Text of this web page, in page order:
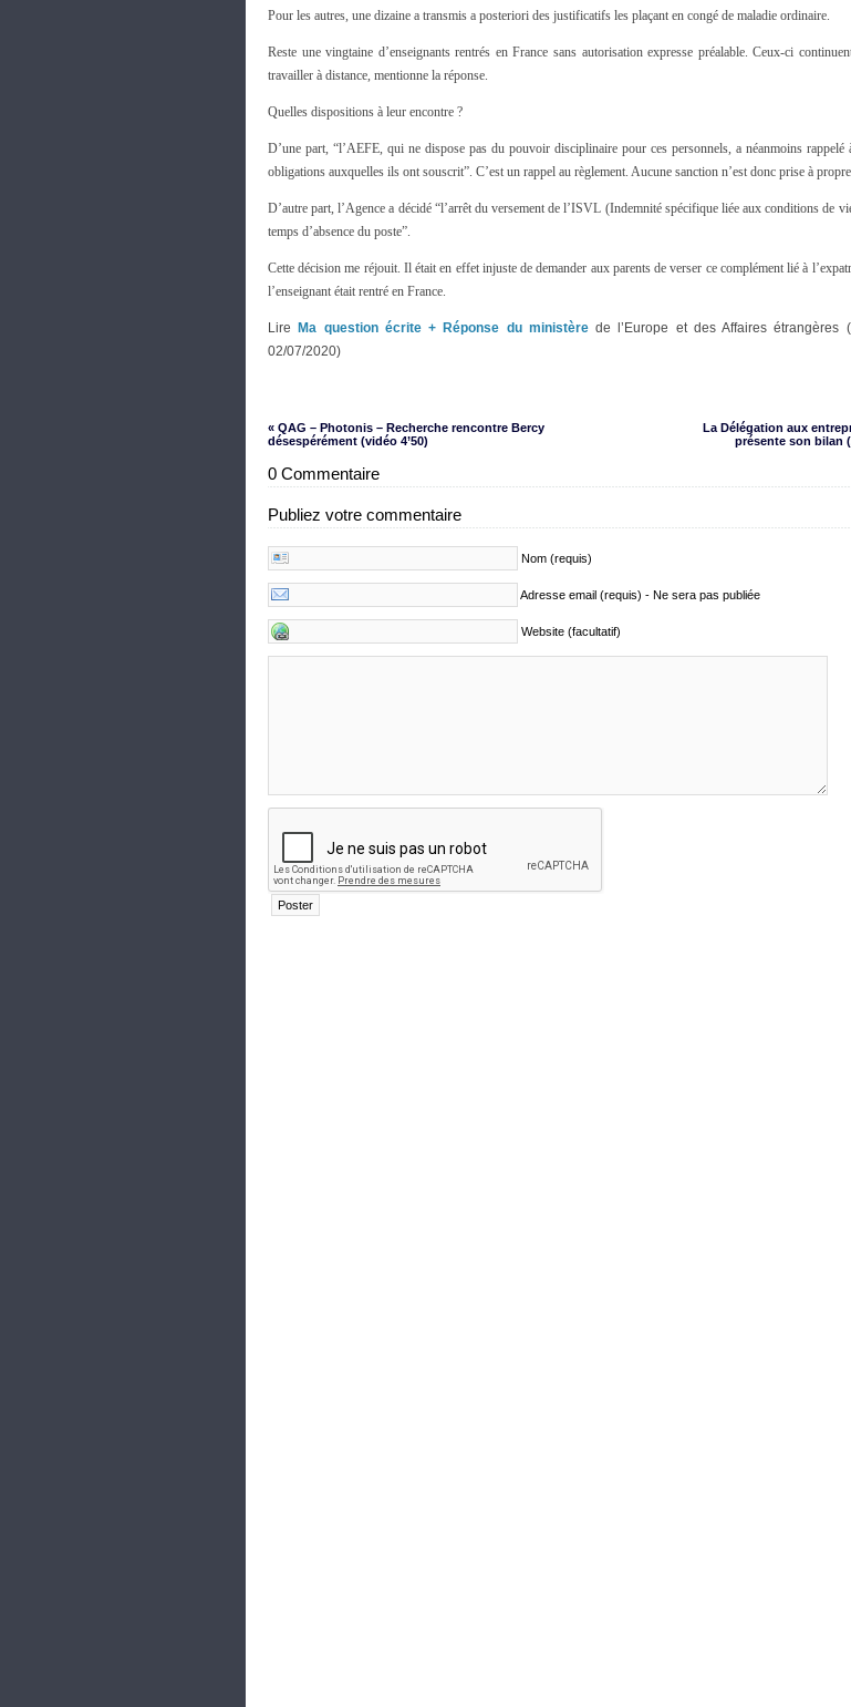
Pour les autres, une dizaine a transmis a posteriori des justificatifs les plaçant en congé de maladie ordinaire.
Reste une vingtaine d’enseignants rentrés en France sans autorisation expresse préalable. Ceux-ci
travailler à distance, mentionne la réponse.
Quelles dispositions à leur encontre ?
D’une part, “l’AEFE, qui ne dispose pas du pouvoir disciplinaire pour ces personnels, a néanmoins rappelé
obligations auxquelles ils ont souscrit”. C’est un rappel au règlement. Aucune sanction n’est donc prise à
D’autre part, l’Agence a décidé “l’arrêt du versement de l’ISVL (Indemnité spécifique liée aux conditions de
temps d’absence du poste”.
Cette décision me réjouit. Il était en effet injuste de demander aux parents de verser ce complément lié à
l’enseignant était rentré en France.
Lire Ma question écrite + Réponse du ministèrede l’Europe et des Affaires étrangères
02/07/2020)
« QAG – Photonis – Recherche rencontre Bercy
désespérément (vidéo 4’50)
La Délégation aux
présente son bilan
0 Commentaire
Publiez votre commentaire
Nom (requis)
Adresse email (requis) - Ne sera pas publiée
Website (facultatif)